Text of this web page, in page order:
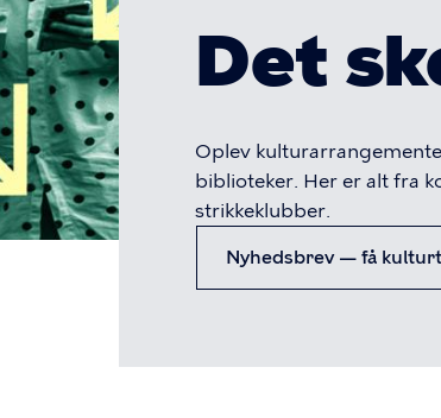
Det
Oplev
biblioteker. Her er alt fra
strikkeklubber.
Nyhedsbrev — få